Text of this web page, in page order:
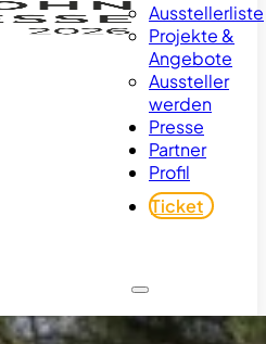
Ausstellerliste
Projekte &
Angebote
Aussteller
werden
Presse
Partner
Profil
Ticket